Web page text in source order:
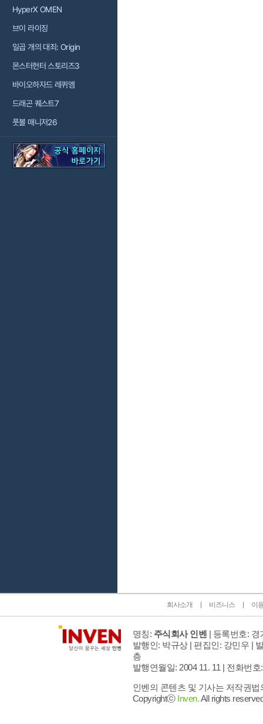
HyperX OMEN
브이 라이징
일곱 개의 대죄: Origin
몬스터헌터 스토리즈3
바이오하자드 레퀴엠
드래곤 퀘스트7
풋볼 매니저26
회사소개 비즈니스 이
명칭: 주식회사 인벤 | 등록번호: 경
발행인: 박규상 | 편집인: 강민우 |
층
발행연월일: 2004 11. 11 | 전화번호
인벤의 콘텐츠 및 기사는 저작권
Copyrightⓒ Inven.All rights